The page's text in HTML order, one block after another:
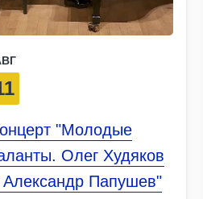
"Молодые
Олег Худяков
Александр Папушев"